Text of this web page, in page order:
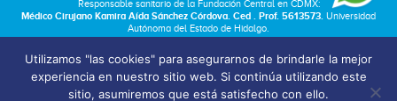
Responsable sanitario de la Fundación Central en CDMX:
Médico Cirujano Kamira Aída Sánchez Córdova. Ced . Prof. 5613573. Universidad
Autónoma del Estado de Hidalgo.
Términos y Condiciones
Bolsa de Trabajo
Utilizamos "las cookies" para asegurarnos de brindarle la mejor
experiencia en nuestro sitio web. Si continúa utilizando este
sitio, asumiremos que está satisfecho con ello.